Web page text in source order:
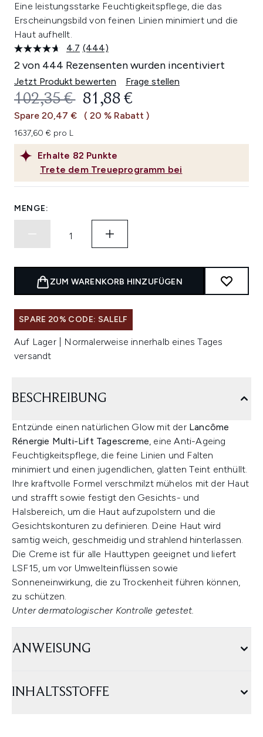
Eine leistungsstarke Feuchtigkeitspflege, die das
Erscheinungsbild von feinen Linien minimiert und die
Haut aufhellt.
4.7 444
Bewertungen
lesen.
Link
auf
derselben
Seite.
(444)
2 von 444 Rezensenten wurden incentiviert
Jetzt Produkt bewerten Frage stellen
Erhalte 82 Punkte
Trete dem Treueprogramm bei
UNVERBINDLICHE
102,35 € AKTUELLER PREIS:
81,88 €
Spare 20,47 € ( 20 % Rabatt )
1637,60 € pro L
MENGE:
ZUM WARENKORB HINZUFÜGEN
SPARE 20% CODE: SALELF
Auf Lager | Normalerweise innerhalb eines Tages
versandt
BESCHREIBUNG
Entzünde einen natürlichen Glow mit der Lancôme
Rénergie Multi-Lift Tagescreme, eine Anti-Ageing
Feuchtigkeitspflege, die feine Linien und Falten
minimiert und einen jugendlichen, glatten Teint enthüllt.
Ihre kraftvolle Formel verschmilzt mühelos mit der Haut
und strafft sowie festigt den Gesichts- und
Halsbereich, um die Haut aufzupolstern und die
Gesichtskonturen zu definieren. Deine Haut wird
samtig weich, geschmeidig und strahlend hinterlassen.
Die Creme ist für alle Hauttypen geeignet und liefert
LSF15, um vor Umwelteinflüssen sowie
Sonneneinwirkung, die zu Trockenheit führen können,
zu schützen.
Unter dermatologischer Kontrolle getestet.
ANWEISUNG
INHALTSSTOFFE